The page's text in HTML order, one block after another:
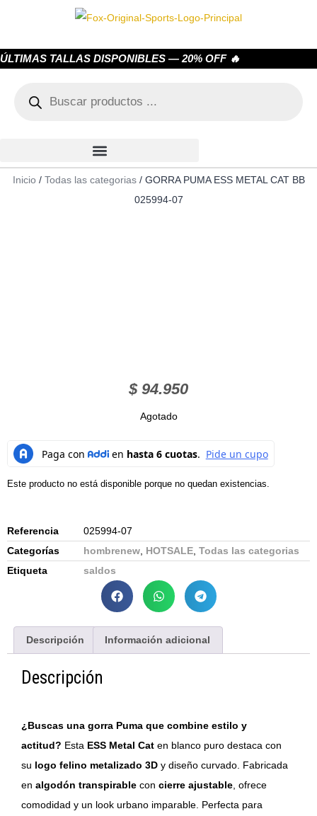
ÚLTIMAS TALLAS DISPONIBLES — 20% OFF 🔥
Inicio/ Todas las categorias/ GORRA PUMA ESS METAL CAT BB
025994-07
$94.950
Agotado
Este producto no está disponible porque no quedan existencias.
Referencia
025994-07
Categorías
hombrenew, HOTSALE, Todas las categorias
Etiqueta
saldos
Descripción Información adicional
Descripción
¿Buscas una gorra Puma que combine estilo y
actitud? Esta ESS Metal Cat en blanco puro destaca con
su logo felino metalizado 3D y diseño curvado. Fabricada
en algodón transpirable con cierre ajustable , ofrece
comodidad y un look urbano imparable. Perfecta para